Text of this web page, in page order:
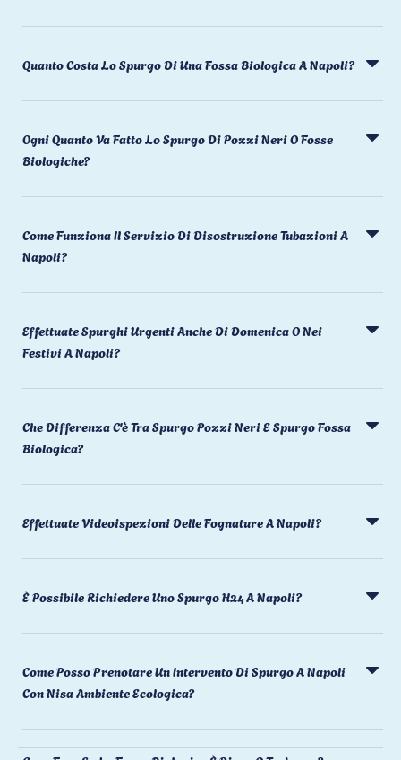
Quanto Costa Lo Spurgo Di Una Fossa Biologica A Napoli?
Ogni Quanto Va Fatto Lo Spurgo Di Pozzi Neri O Fosse
Biologiche?
Come Funziona Il Servizio Di Disostruzione Tubazioni A
Napoli?
Effettuate Spurghi Urgenti Anche Di Domenica O Nei
Festivi A Napoli?
Che Differenza C'è Tra Spurgo Pozzi Neri E Spurgo Fossa
Biologica?
Effettuate Videoispezioni Delle Fognature A Napoli?
È Possibile Richiedere Uno Spurgo H24 A Napoli?
Come Posso Prenotare Un Intervento Di Spurgo A Napoli
Con Nisa Ambiente Ecologica?